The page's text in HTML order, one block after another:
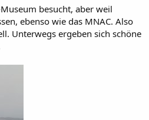
besucht, aber weil
ebenso wie das MNAC. Also
Unterwegs ergeben sich schöne